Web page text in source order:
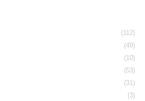
(112)
(49)
(10)
(53)
(31)
(3)